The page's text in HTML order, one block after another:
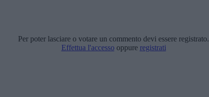
Per poter lasciare o votare un commento devi essere registrato.
Effettua l'accesso oppure registrati